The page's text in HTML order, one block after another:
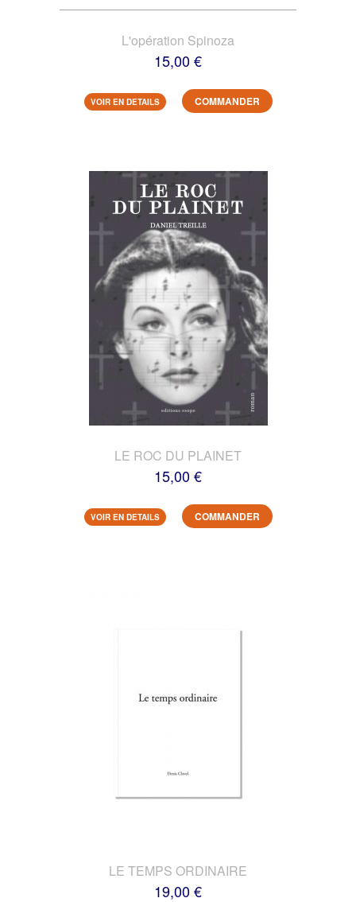
L'opération Spinoza
15,00 €
VOIR EN DETAILS COMMANDER
LE ROC DU PLAINET
15,00 €
VOIR EN DETAILS COMMANDER
LE TEMPS ORDINAIRE
19,00 €